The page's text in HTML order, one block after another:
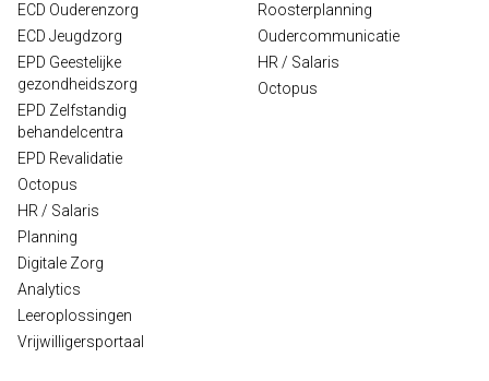
ECD Ouderenzorg
ECD Jeugdzorg
EPD Geestelijke
gezondheidszorg
EPD Zelfstandig
behandelcentra
EPD Revalidatie
Octopus
HR / Salaris
Planning
Digitale Zorg
Analytics
Leeroplossingen
Vrijwilligersportaal
Roosterplanning
Oudercommunicatie
HR / Salaris
Octopus